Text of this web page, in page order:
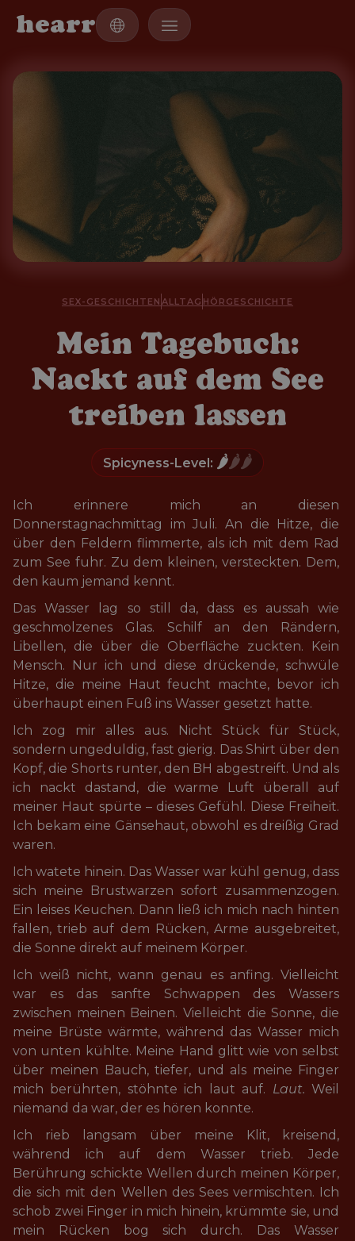
hearr
SEX-GESCHICHTEN ALLTAG HÖRGESCHICHTE
Mein Tagebuch:
Nackt auf dem See
treiben lassen
Spicyness-Level: 🌶️🌶️🌶️
Ich erinnere mich an diesen
Donnerstagnachmittag im Juli. An die Hitze, die
über den Feldern flimmerte, als ich mit dem Rad
zum See fuhr. Zu dem kleinen, versteckten. Dem,
den kaum jemand kennt.
Das Wasser lag so still da, dass es aussah wie
geschmolzenes Glas. Schilf an den Rändern,
Libellen, die über die Oberfläche zuckten. Kein
Mensch. Nur ich und diese drückende, schwüle
Hitze, die meine Haut feucht machte, bevor ich
überhaupt einen Fuß ins Wasser gesetzt hatte.
Ich zog mir alles aus. Nicht Stück für Stück,
sondern ungeduldig, fast gierig. Das Shirt über den
Kopf, die Shorts runter, den BH abgestreift. Und als
ich nackt dastand, die warme Luft überall auf
meiner Haut spürte – dieses Gefühl. Diese Freiheit.
Ich bekam eine Gänsehaut, obwohl es dreißig Grad
waren.
Ich watete hinein. Das Wasser war kühl genug, dass
sich meine Brustwarzen sofort zusammenzogen.
Ein leises Keuchen. Dann ließ ich mich nach hinten
fallen, trieb auf dem Rücken, Arme ausgebreitet,
die Sonne direkt auf meinem Körper.
Ich weiß nicht, wann genau es anfing. Vielleicht
war es das sanfte Schwappen des Wassers
zwischen meinen Beinen. Vielleicht die Sonne, die
meine Brüste wärmte, während das Wasser mich
von unten kühlte. Meine Hand glitt wie von selbst
über meinen Bauch, tiefer, und als meine Finger
mich berührten, stöhnte ich laut auf. Laut. Weil
niemand da war, der es hören konnte.
Ich rieb langsam über meine Klit, kreisend,
während ich auf dem Wasser trieb. Jede
Berührung schickte Wellen durch meinen Körper,
die sich mit den Wellen des Sees vermischten. Ich
schob zwei Finger in mich hinein, krümmte sie, und
mein Rücken bog sich durch. Das Wasser